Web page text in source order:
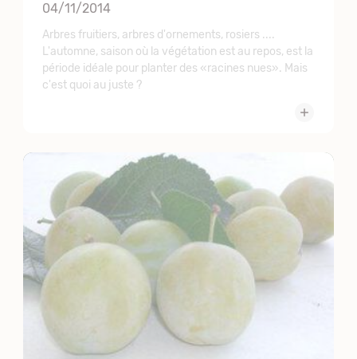
04/11/2014
Arbres fruitiers, arbres d'ornements, rosiers ....
L'automne, saison où la végétation est au repos, est la
période idéale pour planter des «racines nues». Mais
c'est quoi au juste ?